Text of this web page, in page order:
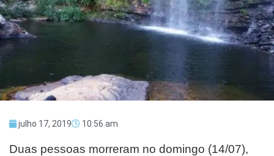
julho 17, 2019 10:56 am
Duas pessoas morreram no domingo (14/07),